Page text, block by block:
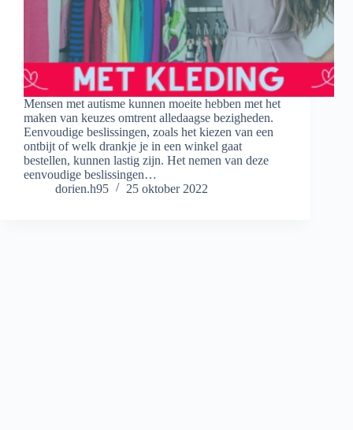
Mensen met autisme kunnen moeite hebben met het
maken van keuzes omtrent alledaagse bezigheden.
Eenvoudige beslissingen, zoals het kiezen van een
ontbijt of welk drankje je in een winkel gaat
bestellen, kunnen lastig zijn. Het nemen van deze
eenvoudige beslissingen…
dorien.h95
25 oktober 2022